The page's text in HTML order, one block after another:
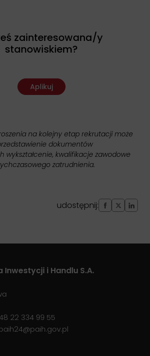
zainteresowana/y
stanowiskiem?
Aplikuj
na kolejny etap rekrutacji może
dokumentów
wykształcenie, kwalifikacje zawodowe
zatrudnienia.
udostępnij:
Inwestycji i Handlu S.A.
22 334 99 55